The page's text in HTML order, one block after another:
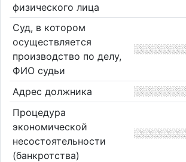
физического лица
Суд, в котором
осуществляется
производство по делу,
ФИО судьи
Адрес должника
Процедура
экономической
несостоятельности
(банкротства)